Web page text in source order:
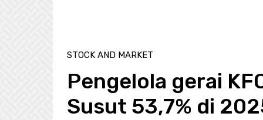
STOCK AND MARKET
Pengelola gerai
Susut 53,7% di